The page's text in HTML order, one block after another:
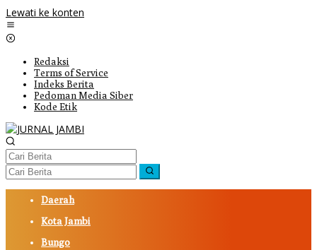
Lewati ke konten
Redaksi
Terms of Service
Indeks Berita
Pedoman Media Siber
Kode Etik
Daerah
Kota Jambi
Bungo